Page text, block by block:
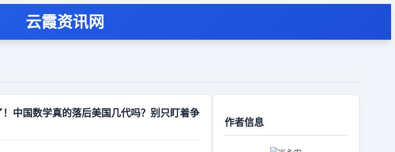
云霞资讯网
中国数学真的落后美国几代吗？别只盯着争
作者信息